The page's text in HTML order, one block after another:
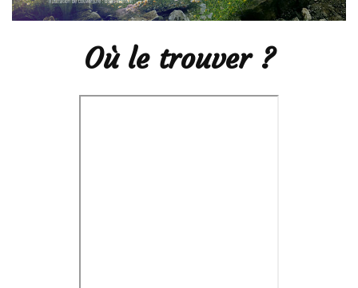
Où le trouver ?